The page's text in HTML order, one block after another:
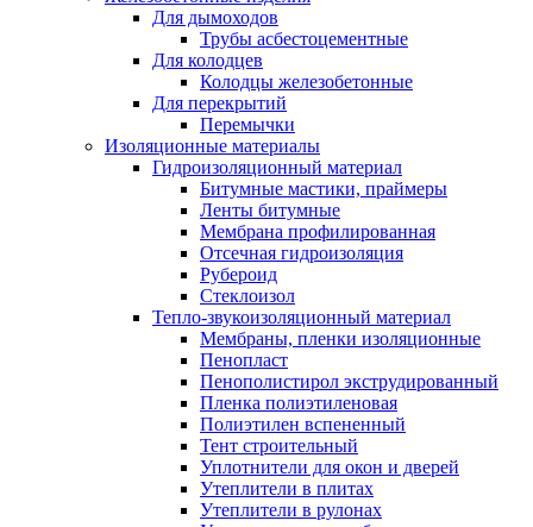
Для дымоходов
Трубы асбестоцементные
Для колодцев
Колодцы железобетонные
Для перекрытий
Перемычки
Изоляционные материалы
Гидроизоляционный материал
Битумные мастики, праймеры
Ленты битумные
Мембрана профилированная
Отсечная гидроизоляция
Рубероид
Стеклоизол
Тепло-звукоизоляционный материал
Мембраны, пленки изоляционные
Пенопласт
Пенополистирол экструдированный
Пленка полиэтиленовая
Полиэтилен вспененный
Тент строительный
Уплотнители для окон и дверей
Утеплители в плитах
Утеплители в рулонах